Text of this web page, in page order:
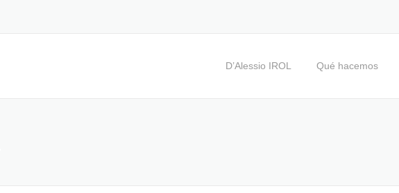
D’Alessio IROL Qué hacemos